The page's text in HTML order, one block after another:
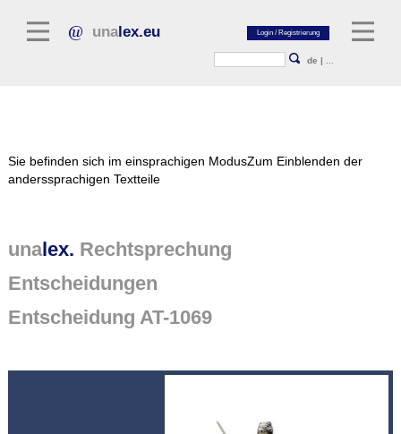
unalex.eu
de |
Normtexte
Rechtsprechung
Sie befinden sich im einsprachigen ModusZum Einblenden der
anderssprachigen Textteile
unalex. Rechtsprechung
Entscheidungen
Entscheidung AT-1069